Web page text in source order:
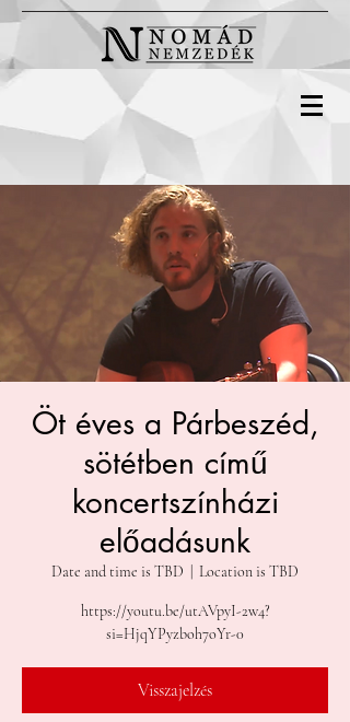
Öt éves a Párbeszéd,
sötétben című
koncertszínházi
előadásunk
Date and time is TBD Location is TBD
https://youtu.be/utAVpyI-2w4?
si=HjqYPyzboh7oYr-0
Visszajelzés